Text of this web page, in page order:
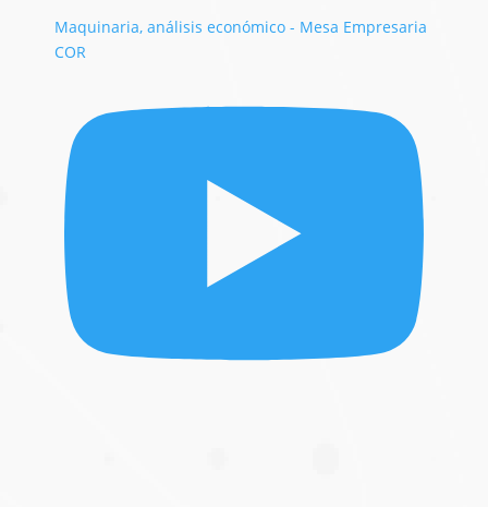
Maquinaria, análisis económico - Mesa Empresaria
COR